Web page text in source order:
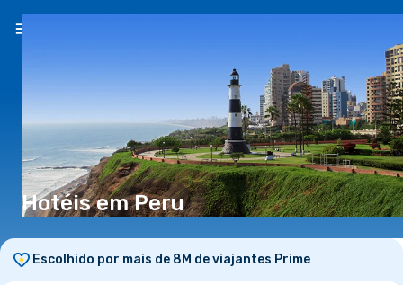
Hotéis em Peru
Escolhido por mais de 8M de viajantes Prime